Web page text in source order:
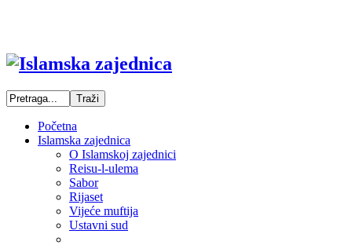
Početna
Islamska zajednica
O Islamskoj zajednici
Reisu-l-ulema
Sabor
Rijaset
Vijeće muftija
Ustavni sud